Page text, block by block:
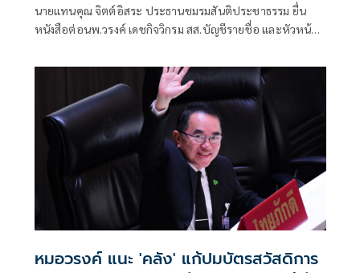
นายแทนคุณ จิตต์อิสระ ประธานชมรมสันติประชาธรรม ยื่น
หนังสือต่อนพ.วรงค์ เดชกิจวิกรม สส.บัญชีรายชื่อ และหัวหน้า
ป้องกันและปราบปรามการทุจริตประพฤติมิชอบ หรือ
กมธ.ป.ป.ช. เรื่อง กรณีทุจริตการจัดซื้อเครื่องบินกรมฝนหลวง
และการบินเกษตร
หมอวรงค์ แนะ 'คลัง' แก้ปมบัตรสวัสดิการ